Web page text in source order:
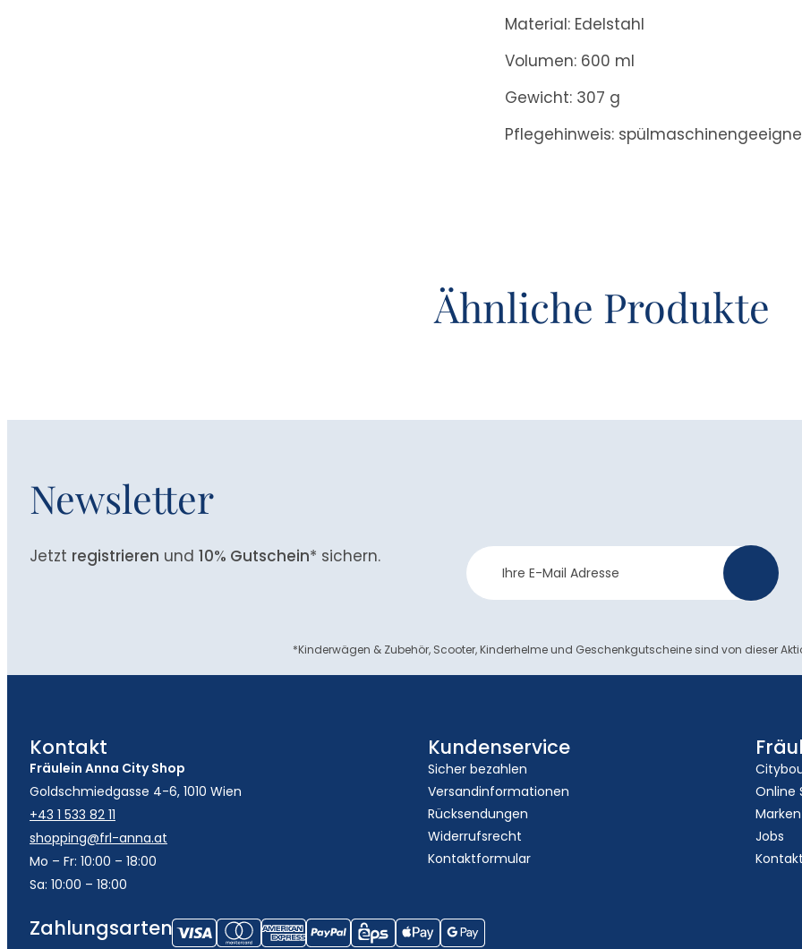
Material: Edelstahl
Volumen: 600 ml
Gewicht: 307 g
Pflegehinweis:
Ähnliche Produkte
Newsletter
Jetzt registrieren und 10% Gutschein* sichern.
Newsletter
Anmeldung
*Kinderwägen & Zubehör, Scooter, Kinderhelme und Geschenkgutscheine sind von dieser
Kontakt
Fräulein Anna City Shop
Goldschmiedgasse 4-6, 1010 Wien
+43 1 533 82 11
shopping@frl-anna.at
Mo – Fr: 10:00 – 18:00
Sa: 10:00 – 18:00
Kundenservice
Sicher bezahlen
Versandinformationen
Rücksendungen
Widerrufsrecht
Kontaktformular
Online
Marken
Jobs
Kontakt
Zahlungsarten